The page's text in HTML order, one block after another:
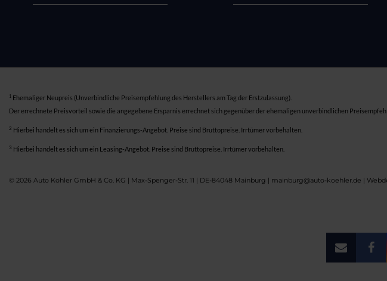
1
Ehemaliger Neupreis (Unverbindliche Preisempfehlung des Herstellers am Tag der Erstzulassung).
Der errechnete Preisvorteil sowie die angegebene Ersparnis errechnet sich gegenüber der ehemaligen unverbindlichen
2 Hierbei handelt es sich um ein Finanzierungs-Angebot. Preise sind Bruttopreise. Irrtümer vorbehalten.
3 Hierbei handelt es sich um ein Leasing-Angebot. Preise sind Bruttopreise. Irrtümer vorbehalten.
© 2026 Auto Köhler GmbH & Co. KG | Max-Spenger-Str. 11 | DE-84048 Mainburg | mainburg@auto-koehler.de |